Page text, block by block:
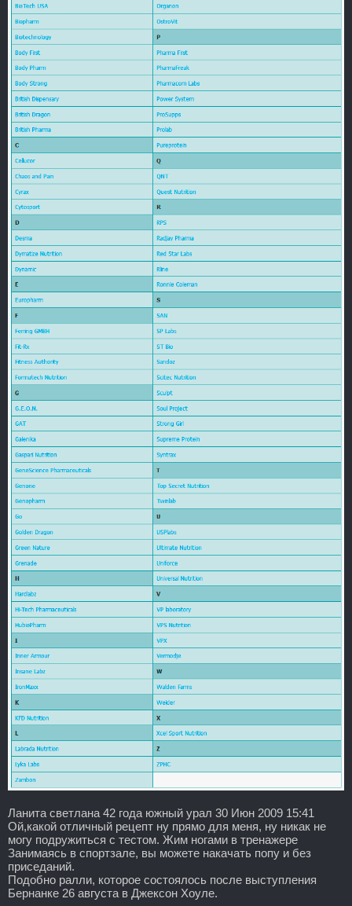
Ланита светлана 42 года южный урал 30 Июн 2009 15:41
Ой,какой отличный рецепт ну прямо для меня, ну никак не
могу подружиться с тестом. Жим ногами в тренажере
Занимаясь в спортзале, вы можете накачать попу и без
приседаний.
Подобно ралли, которое состоялось после выступления
Бернанке 26 августа в Джексон Хоуле.